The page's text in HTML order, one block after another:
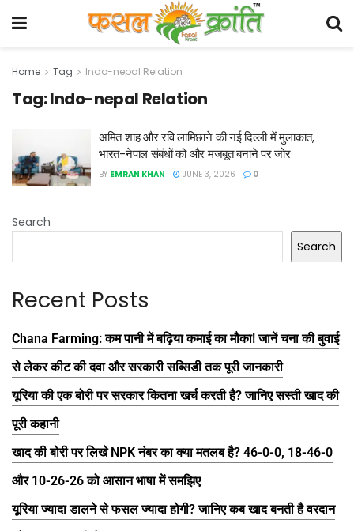
Home Tag Indo-nepal Relation
Tag:Indo-nepal Relation
अमित शाह और रवि लामिछाने की नई दिल्ली में मुलाकात,
भारत-नेपाल संबंधों को और मजबूत बनाने पर जोर
BY EMRAN KHAN JUNE 3, 2026 0
Search
Search
Recent Posts
Chana Farming: कम पानी में बढ़िया कमाई का मौका! जानें चना की बुवाई
से लेकर कीट की दवा और सरकारी सब्सिडी तक पूरी जानकारी
यूरिया की एक बोरी पर सरकार कितना खर्च करती है? जानिए सस्ती खाद की
पूरी कहानी
खाद की बोरी पर लिखे NPK नंबर का क्या मतलब है? 46-0-0, 18-46-0
और 10-26-26 को आसान भाषा में समझिए
यूरिया ज्यादा डालने से फसल ज्यादा होगी? जानिए कब खाद बनती है वरदान